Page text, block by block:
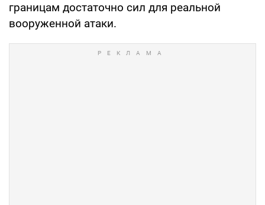
границам достаточно сил для реальной
вооруженной атаки.